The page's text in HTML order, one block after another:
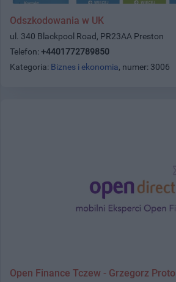
Odszkodowania w UK
ul. 340 Blackpool Road, PR23AA Preston
Telefon: +4401772789850
Kategoria: Biznes i ekonomia, numer: 3006
Open Finance Tczew - Grzegorz